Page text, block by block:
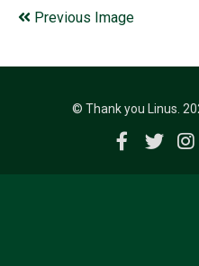
Previous Image
© Thank you Linus.